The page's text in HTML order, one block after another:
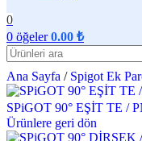
0
0 öğeler 0.00 ₺
Ana Sayfa / Spigot Ek
SPiGOT 90° EŞİT TE /
Ürünlere geri dön